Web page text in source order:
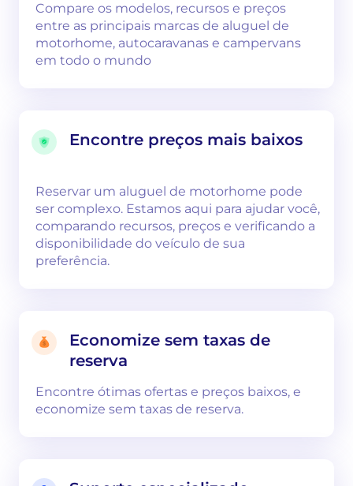
Compare os modelos, recursos e preços
entre as principais marcas de aluguel de
motorhome, autocaravanas e campervans
em todo o mundo
Encontre preços mais baixos
Reservar um aluguel de motorhome pode
ser complexo. Estamos aqui para ajudar você,
comparando recursos, preços e verificando a
disponibilidade do veículo de sua
preferência.
Economize sem taxas de
reserva
Encontre ótimas ofertas e preços baixos, e
economize sem taxas de reserva.